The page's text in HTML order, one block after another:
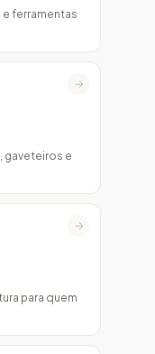
e ferramentas
→
gaveteiros e
→
para quem